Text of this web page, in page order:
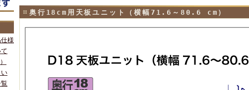
様
奥行18cm用天板ユニット（横幅71.6～80.6 cm）